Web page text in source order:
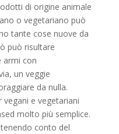
di origine animale
o vegetariano può
tante cose nuove da
può risultare
armi con
un veggie
da nulla.
e vegetariani
molto più semplice.
conto del